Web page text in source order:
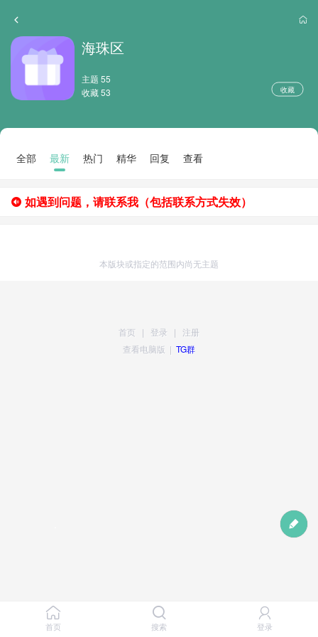
海珠区
主题 55
收藏 53
收藏
全部 最新 热门 精华 回复 查看
如遇到问题，请联系我（包括联系方式失效）
本版块或指定的范围内尚无主题
首页 搜索 登录
首页 | 登录 | 注册
查看电脑版 | TG群